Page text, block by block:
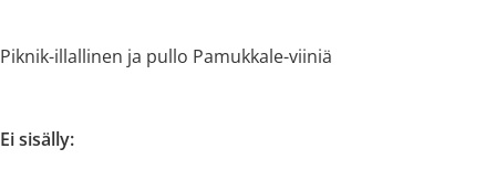
Piknik-illallinen ja pullo Pamukkale-viiniä
Ei sisälly: